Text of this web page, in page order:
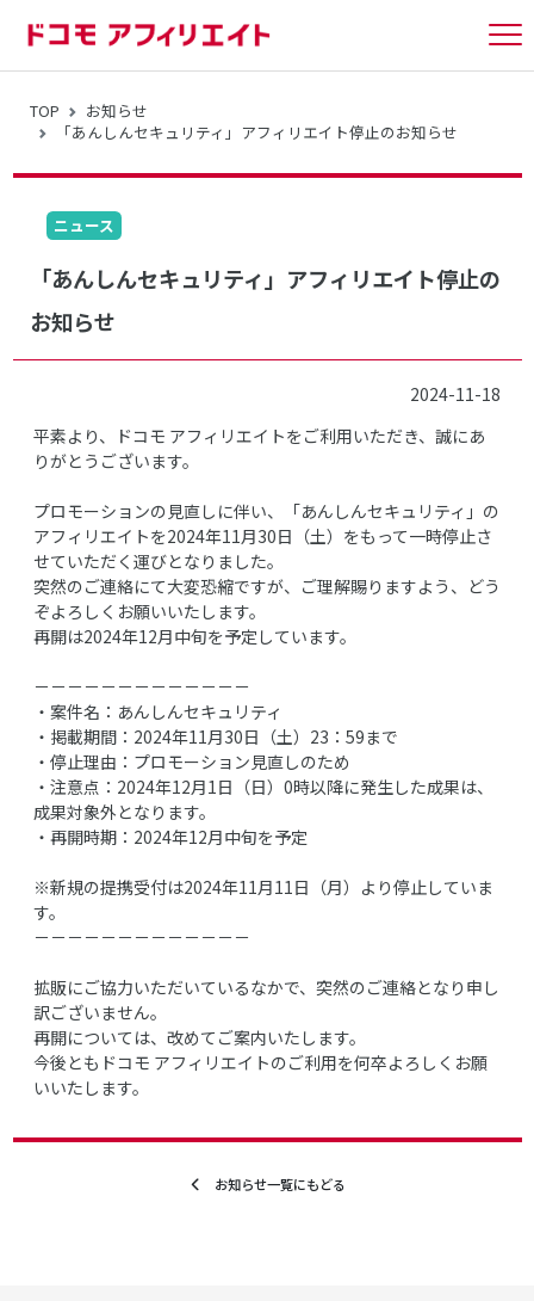
TOP
お知らせ
「あんしんセキュリティ」アフィリエイト停止のお知らせ
ニュース
「あんしんセキュリティ」アフィリエイト停止の
お知らせ
2024-11-18
平素より、ドコモ アフィリエイトをご利用いただき、誠にあ
りがとうございます。
プロモーションの見直しに伴い、「あんしんセキュリティ」の
アフィリエイトを2024年11月30日（土）をもって一時停止さ
せていただく運びとなりました。
突然のご連絡にて大変恐縮ですが、ご理解賜りますよう、どう
ぞよろしくお願いいたします。
再開は2024年12月中旬を予定しています。
－－－－－－－－－－－－－
・案件名：あんしんセキュリティ
・掲載期間：2024年11月30日（土）23：59まで
・停止理由：プロモーション見直しのため
・注意点：2024年12月1日（日）0時以降に発生した成果は、
成果対象外となります。
・再開時期：2024年12月中旬を予定
※新規の提携受付は2024年11月11日（月）より停止していま
す。
－－－－－－－－－－－－－
拡販にご協力いただいているなかで、突然のご連絡となり申し
訳ございません。
再開については、改めてご案内いたします。
今後ともドコモ アフィリエイトのご利用を何卒よろしくお願
いいたします。
お知らせ一覧にもどる